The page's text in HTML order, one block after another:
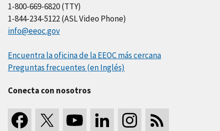
1-800-669-6820 (TTY)
1-844-234-5122 (ASL Video Phone)
info@eeoc.gov
Encuentra la oficina de la EEOC más cercana
Preguntas frecuentes (en Inglés)
Conecta con nosotros